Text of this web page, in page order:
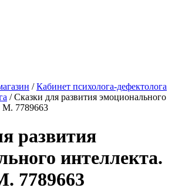
/Кабинет психолога-дефектолога
/Сказки для развития эмоционального
М. 7789663
развития
интеллекта.
7789663